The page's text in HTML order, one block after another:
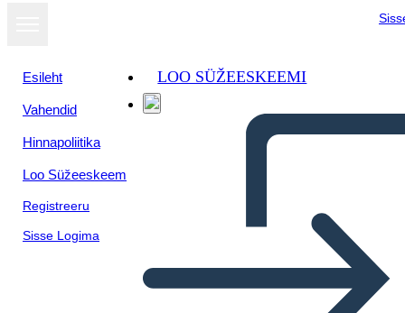
Esileht
Vahendid
Hinnapoliitika
Loo Süžeeskeem
Registreeru
Sisse Logima
LOO SÜŽEESKEEMI